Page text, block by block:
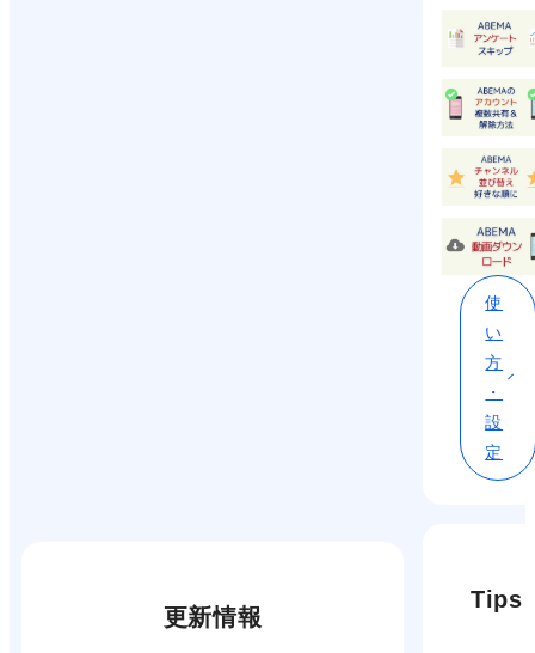
使
い
方
・
設
定
更新情報
Tips